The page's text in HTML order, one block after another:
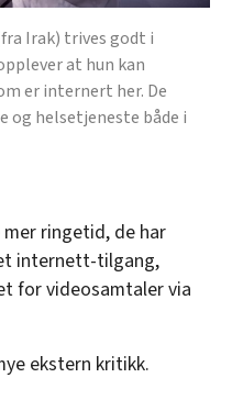
Irak) trives godt i
at hun kan
er internert her. De
og helsetjeneste både i
ringetid, de har
internett-tilgang,
for videosamtaler via
ekstern kritikk.